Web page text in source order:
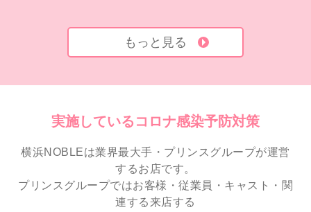
もっと見る
実施しているコロナ感染予防対策
横浜NOBLEは業界最大手・プリンスグループが運営
するお店です。
プリンスグループではお客様・従業員・キャスト・関
連する来店する